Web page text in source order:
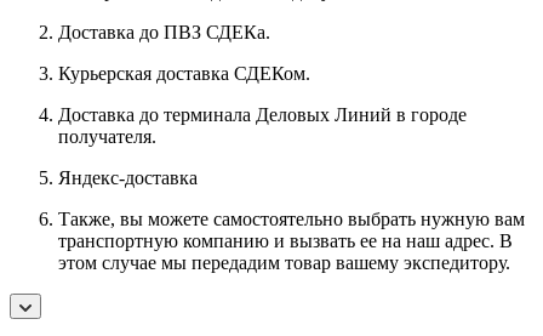
Доставка до ПВЗ СДЕКа.
Курьерская доставка СДЕКом.
Доставка до терминала Деловых Линий в городе
получателя.
Яндекс-доставка
Также, вы можете самостоятельно выбрать нужную вам
транспортную компанию и вызвать ее на наш адрес. В
этом случае мы передадим товар вашему экспедитору.